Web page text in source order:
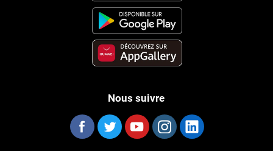
Nous suivre